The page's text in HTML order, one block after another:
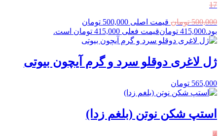
17
500,000 تومان
قیمت اصلی 500,000 تومان
بود.415,000 تومانقیمت فعلی 415,000 تومان است.
ژل لاغری دوقلو سرد و گرم آیچون بیوتی
565,000 تومان
استپ شکن نوتن (بلغم زدا)